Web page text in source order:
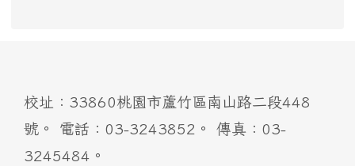
校址：33860桃園市蘆竹區南山路二段448
號。 電話：03-3243852。 傳真：03-
3245484。